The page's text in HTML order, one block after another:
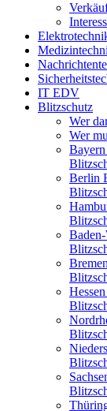
IT EDV
Blitzschutz
Wer
Wer
Berlin